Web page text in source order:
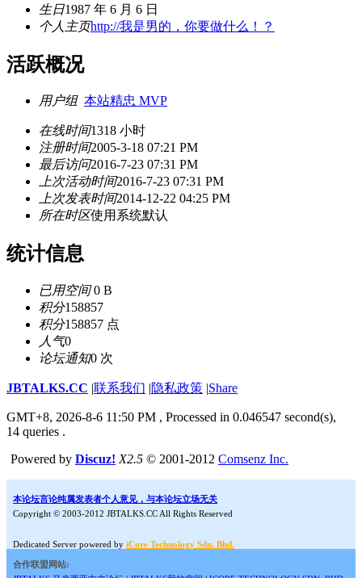
生日1987 年 6 月 6 日
个人主页http://我是男的，你要做什么！？
活跃概况
用户组 本站精忠 MVP
在线时间1318 小时
注册时间2005-3-18 07:21 PM
最后访问2016-7-23 07:31 PM
上次活动时间2016-7-23 07:31 PM
上次发表时间2014-12-22 04:25 PM
所在时区使用系统默认
统计信息
已用空间0 B
积分158857
积分158857 点
人气0
论坛通知0 次
JBTALKS.CC |联系我们 |隐私政策 |Share
GMT+8, 2026-8-6 11:50 PM , Processed in 0.046547 second(s),
14 queries .
Powered by Discuz! X2.5 © 2001-2012 Comsenz Inc.
本论坛言论纯属发表者个人意见，与本论坛立场无关
Copyright © 2003-2012 JBTALKS.CC All Rights Reserved
Dedicated Server powered by iCore Technology Sdn. Bhd.
合作联盟网站: